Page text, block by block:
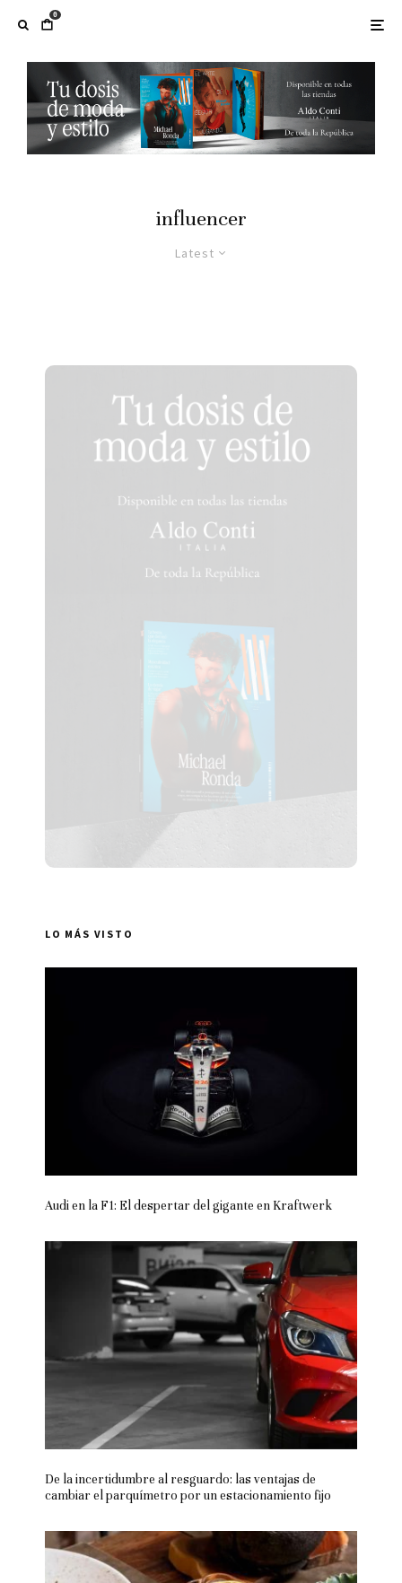
0
influencer
Latest
LO MÁS VISTO
Audi en la F1: El despertar del gigante en Kraftwerk
De la incertidumbre al resguardo: las ventajas de
cambiar el parquímetro por un estacionamiento fijo